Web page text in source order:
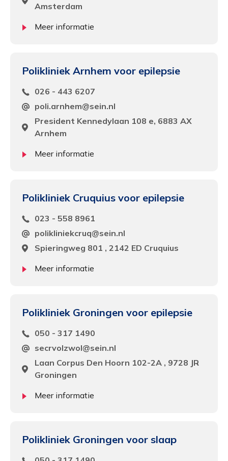
Alleen de cookies plaatsen die nodig zijn om
bekijken.
Ook de cookies plaatsen die nodig zijn om te
Interesses
Om het gebruik van de website af te
stemmen op uw wensen en interesses.
Amsterdam
Meer informatie
Polikliniek Arnhem voor epilepsie
026 - 443 6207
poli.arnhem@sein.nl
President Kennedylaan 108 e, 6883 AX
Arnhem
Meer informatie
Polikliniek Cruquius voor epilepsie
023 - 558 8961
polikliniekcruq@sein.nl
Spieringweg 801 , 2142 ED Cruquius
Meer informatie
Polikliniek Groningen voor epilepsie
050 - 317 1490
secrvolzwol@sein.nl
Laan Corpus Den Hoorn 102-2A , 9728 JR
Groningen
Meer informatie
Polikliniek Groningen voor slaap